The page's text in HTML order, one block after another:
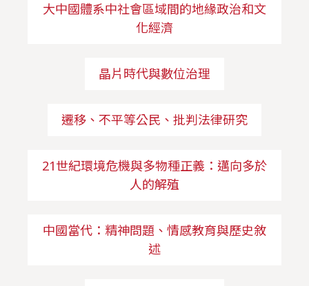
大中國體系中社會區域間的地緣政治和文
化經濟
晶片時代與數位治理
遷移、不平等公民、批判法律研究
21世紀環境危機與多物種正義：邁向多於
人的解殖
中國當代：精神問題、情感教育與歷史敘
述